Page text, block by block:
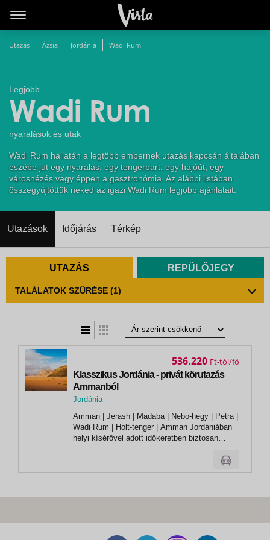
Utazás Ázsia Jordánia Wadi Rum
Legjobb
Wadi Rum
nyaralások és utak
Wadi Rum hallatán a legtöbb embernek utazás kapcsán általában
eszébe jut egy nyaralás, egy tengerpart, egy hajóút, egy
városnézés vagy éppen a gasztronómia. Az alábbi listában
összegyűjtöttük neked az igazi Wadi Rum legjobb ajánlatait.
Utazások Időjárás Térkép
UTAZÁS REPÜLŐJEGY
TALÁLATOK SZŰRÉSE (1)
Klasszikus Jordánia - privát körutazás
Ammanból
Jordánia
Amman | Jerash | Madaba | Nebo-hegy | Petra |
Wadi Rum | Holt-tenger | Amman Jordániában
helyi kísérővel adott időkeretben biztosan
megbízható. A régmúltat és a jelent is
536.220 Ft